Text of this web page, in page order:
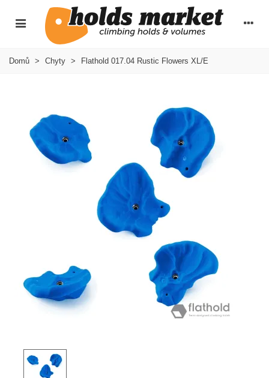
Domů > Chyty > Flathold 017.04 Rustic Flowers XL/E